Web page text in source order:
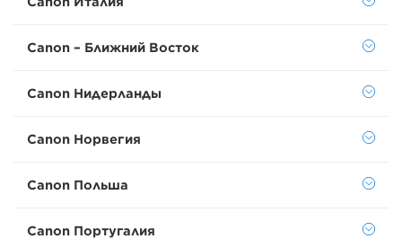
Canon – Ближний Восток
Canon Нидерланды
Canon Норвегия
Canon Польша
Canon Португалия